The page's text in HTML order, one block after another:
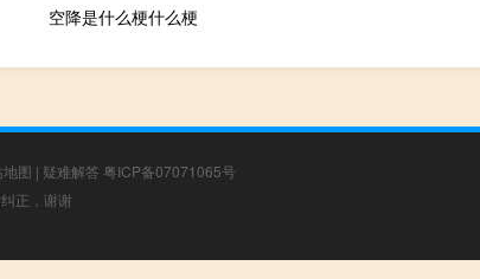
空降是什么梗什么梗
地图 | 疑难解答 粤ICP备07071065号
正，谢谢